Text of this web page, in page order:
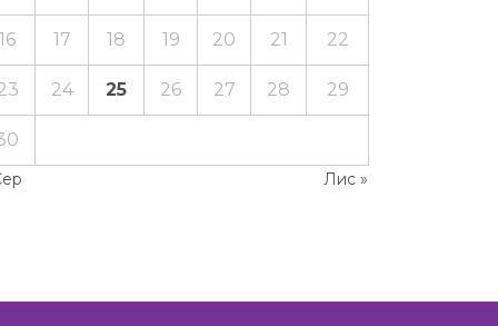
Лис »
16 17 18 19 20 21 22
24 25 26 27 28 29